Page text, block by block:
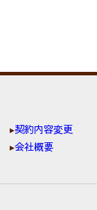
契約内容変更
会社概要